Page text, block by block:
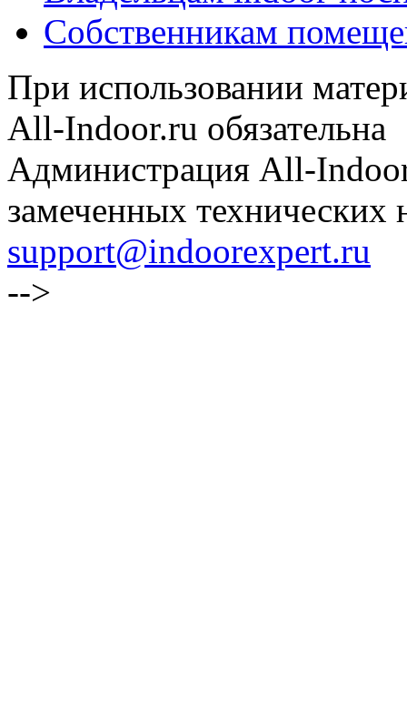
Собственникам
При использовании
All-Indoor.ru обязательна
Администрация All-
замеченных технических
support@indoorexpert.ru
-->